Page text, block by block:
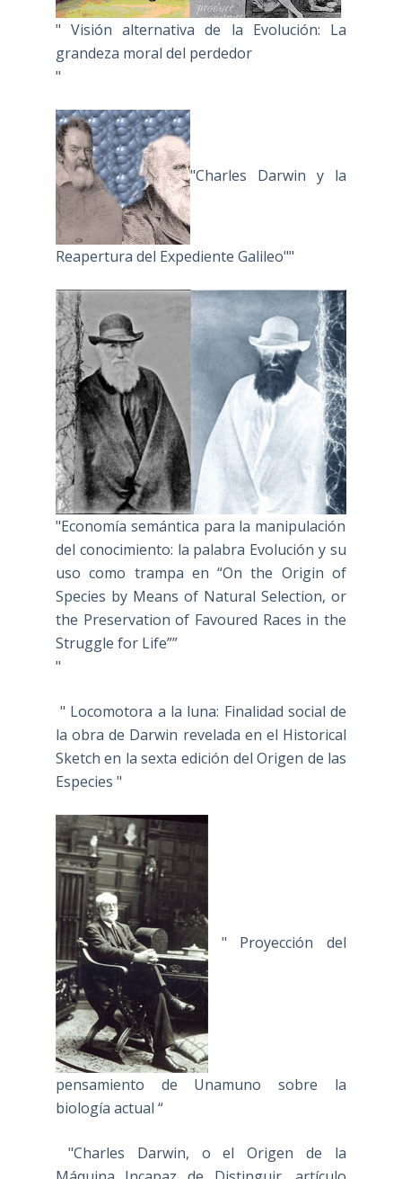
" Visión alternativa de la Evolución: La
grandeza moral del perdedor
"
"Charles Darwin y la
Reapertura del Expediente Galileo""
"Economía semántica para la manipulación
del conocimiento: la palabra Evolución y su
uso como trampa en “On the Origin of
Species by Means of Natural Selection, or
the Preservation of Favoured Races in the
Struggle for Life””
"
" Locomotora a la luna: Finalidad social de
la obra de Darwin revelada en el Historical
Sketch en la sexta edición del Origen de las
Especies "
" Proyección del
pensamiento de Unamuno sobre la
biología actual “
"Charles Darwin, o el Origen de la